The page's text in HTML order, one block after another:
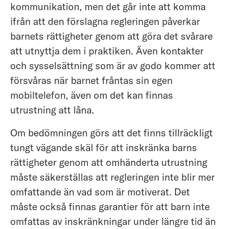
kommunikation, men det går inte att komma
ifrån att den förslagna regleringen påverkar
barnets rättigheter genom att göra det svårare
att utnyttja dem i praktiken. Även kontakter
och sysselsättning som är av godo kommer att
försvåras när barnet fråntas sin egen
mobiltelefon, även om det kan finnas
utrustning att låna.
Om bedömningen görs att det finns tillräckligt
tungt vägande skäl för att inskränka barns
rättigheter genom att omhänderta utrustning
måste säkerställas att regleringen inte blir mer
omfattande än vad som är motiverat. Det
måste också finnas garantier för att barn inte
omfattas av inskränkningar under längre tid än